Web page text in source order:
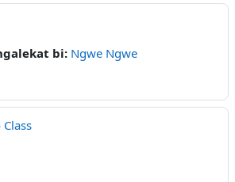
bi: Ngwe Ngwe
Class